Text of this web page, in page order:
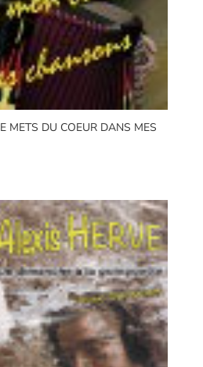
METS DU COEUR DANS MES